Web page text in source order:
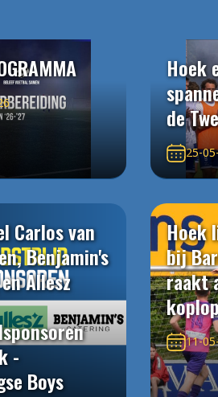
Hoek
de
25-
Carlos van
Benjamin's
Allesz
-
Boys
Hoek
bij
raakt
11-